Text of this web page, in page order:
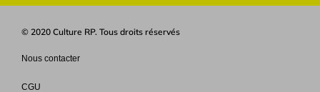
© 2020 Culture RP. Tous droits réservés
Nous contacter
CGU